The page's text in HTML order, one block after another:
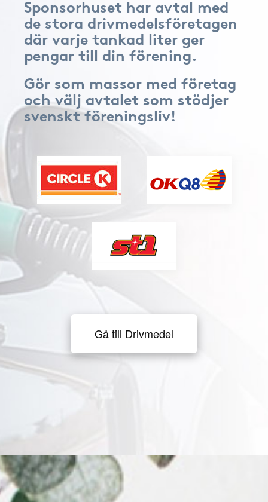
Sponsorhuset har avtal med
de stora drivmedelsföretagen
där varje tankad liter ger
pengar till din förening.
Gör som massor med företag
och välj avtalet som stödjer
svenskt föreningsliv!
Gå till Drivmedel